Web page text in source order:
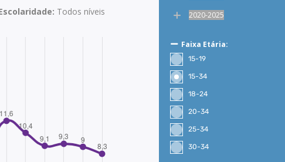
Todos níveis 2020-2025
Faixa Etária:
15-19
15-34
18-24
20-34
25-34
30-34